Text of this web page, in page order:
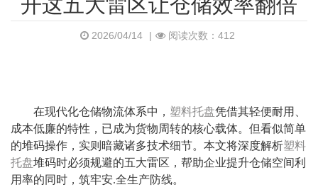
2026/04/14 | 阅读次数：412
在现代化仓储物流体系中， 塑料托盘凭借其轻便耐用、
成本低廉的特性，已成为货物周转的核心载体。但看似简单
的堆码操作，实则暗藏诸多技术细节。本文将深度解析塑料
托盘堆码时必须规避的五大雷区，帮助企业提升仓储空间利
用率的同时，筑牢安.全生产防线。